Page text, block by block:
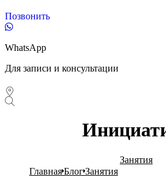
Позвонить
WhatsApp
Для записи и консультации
Занятия
ГлавнаяБлогЗанятия